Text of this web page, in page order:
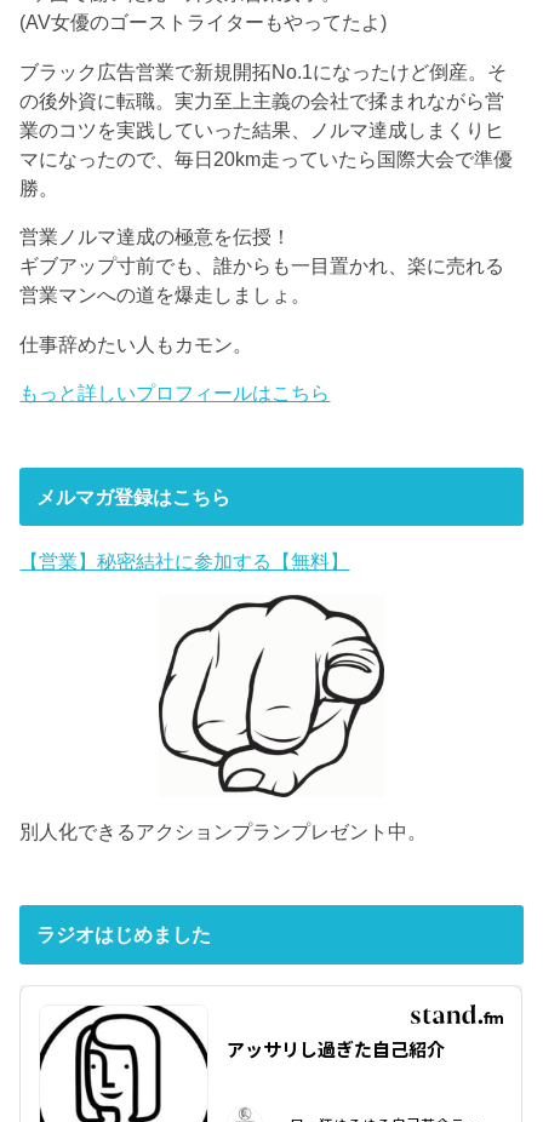
(AV女優のゴーストライターもやってたよ)
ブラック広告営業で新規開拓No.1になったけど倒産。そ
の後外資に転職。実力至上主義の会社で揉まれながら営
業のコツを実践していった結果、ノルマ達成しまくりヒ
マになったので、毎日20km走っていたら国際大会で準優
勝。
営業ノルマ達成の極意を伝授！
ギブアップ寸前でも、誰からも一目置かれ、楽に売れる
営業マンへの道を爆走しましょ。
仕事辞めたい人もカモン。
もっと詳しいプロフィールはこちら
メルマガ登録はこちら
【営業】秘密結社に参加する【無料】
別人化できるアクションプランプレゼント中。
ラジオはじめました